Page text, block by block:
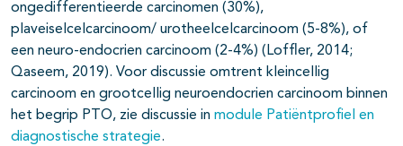
ongedifferentieerde carcinomen (30%),
plaveiselcelcarcinoom/ urotheelcelcarcinoom (5-8%), of
een neuro-endocrien carcinoom (2-4%) (Loffler, 2014;
Qaseem, 2019). Voor discussie omtrent kleincellig
carcinoom en grootcellig neuroendocrien carcinoom binnen
het begrip PTO, zie discussie in module Patiëntprofiel en
diagnostische strategie.